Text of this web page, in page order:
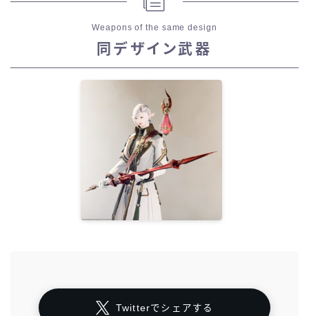
Weapons of the same design
同デザイン武器
Twitterでシェアする